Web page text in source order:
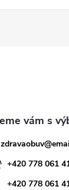
zdravaobuv@
+420 778 061
+420 778 061